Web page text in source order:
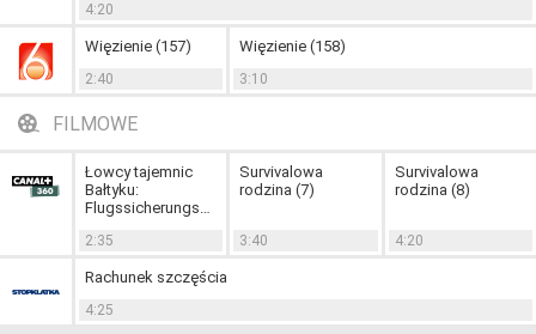
4:20
Więzienie (157)
2:40
Więzienie (158)
3:10
FILMOWE
Łowcy tajemnic
Bałtyku:
Flugssicherungsschiff
2:35
Survivalowa
rodzina (7)
3:40
Survivalowa
rodzina (8)
4:20
Rachunek szczęścia
4:25